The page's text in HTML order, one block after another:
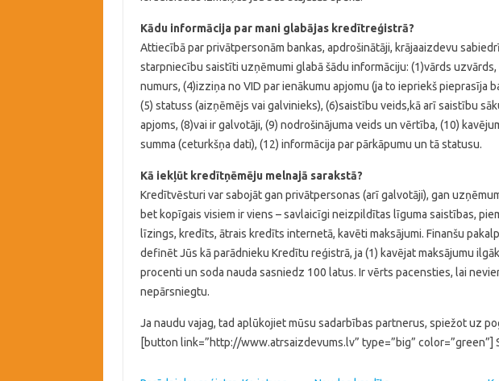
Kādu informācija par mani glabājas kredītreģistrā?
Attiecībā par privātpersonām bankas, apdrošinātāji, krājaaizdevu
starpniecību saistīti uzņēmumi glabā šādu informāciju: (1)vārds uzvārds,
numurs, (4)izziņa no VID par ienākumu apjomu (ja to iepriekš pieprasīja
(5) statuss (aizņēmējs vai galvinieks), (6)saistību veids,kā arī saistību
apjoms, (8)vai ir galvotāji, (9) nodrošinājuma veids un vērtība, (10)
summa (ceturkšņa dati), (12) informācija par pārkāpumu un tā statusu.
Kā iekļūt kredītņēmēju melnajā sarakstā?
Kredītvēsturi var sabojāt gan privātpersonas (arī galvotāji), gan
bet kopīgais visiem ir viens – savlaicīgi neizpildītas līguma saistības,
līzings, kredīts, ātrais kredīts internetā, kavēti maksājumi. Finanšu
definēt Jūs kā parādnieku Kredītu reģistrā, ja (1) kavējat maksājumu
procenti un soda nauda sasniedz 100 latus. Ir vērts pacensties, lai
nepārsniegtu.
Ja naudu vajag, tad aplūkojiet mūsu sadarbības partnerus, spiežot uz
[button link=”http://www.atrsaizdevums.lv” type=”big”